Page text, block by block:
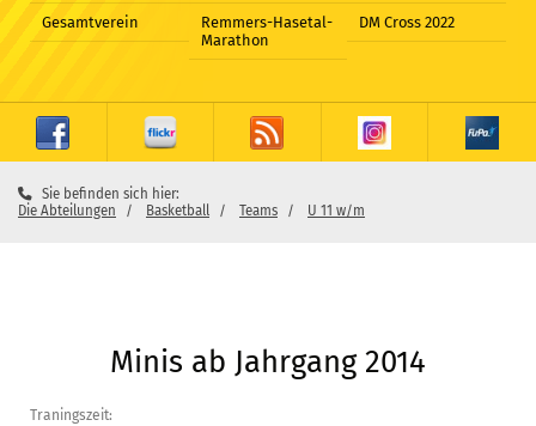
Gesamtverein
Remmers-Hasetal-
Marathon
DM Cross 2022
Sie befinden sich hier:
Die Abteilungen
Basketball Teams U 11 w/m
Minis ab Jahrgang 2014
Traningszeit: